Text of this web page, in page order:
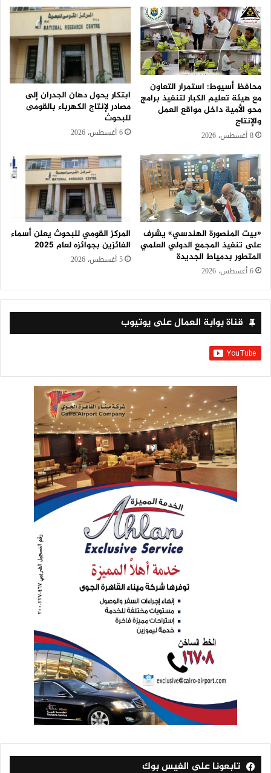
محافظ أسيوط: استمرار التعاون
مع هيئة تعليم الكبار لتنفيذ برامج
محو الأمية داخل مواقع العمل
والإنتاج
8 أغسطس، 2026
ابتكار يحول دهان الجدران إلى
مصادر لإنتاج الكهرباء بالقومى
للبحوث
6 أغسطس، 2026
«بيت المنصورة الهندسي» يشرف
على تنفيذ المجمع الدولي العلمي
المتطور بدمياط الجديدة
6 أغسطس، 2026
المركز القومي للبحوث يعلن أسماء
الفائزين بجوائزه لعام 2025
5 أغسطس، 2026
قناة بوابة العمال على يوتيوب
تابعونا على الفيس بوك